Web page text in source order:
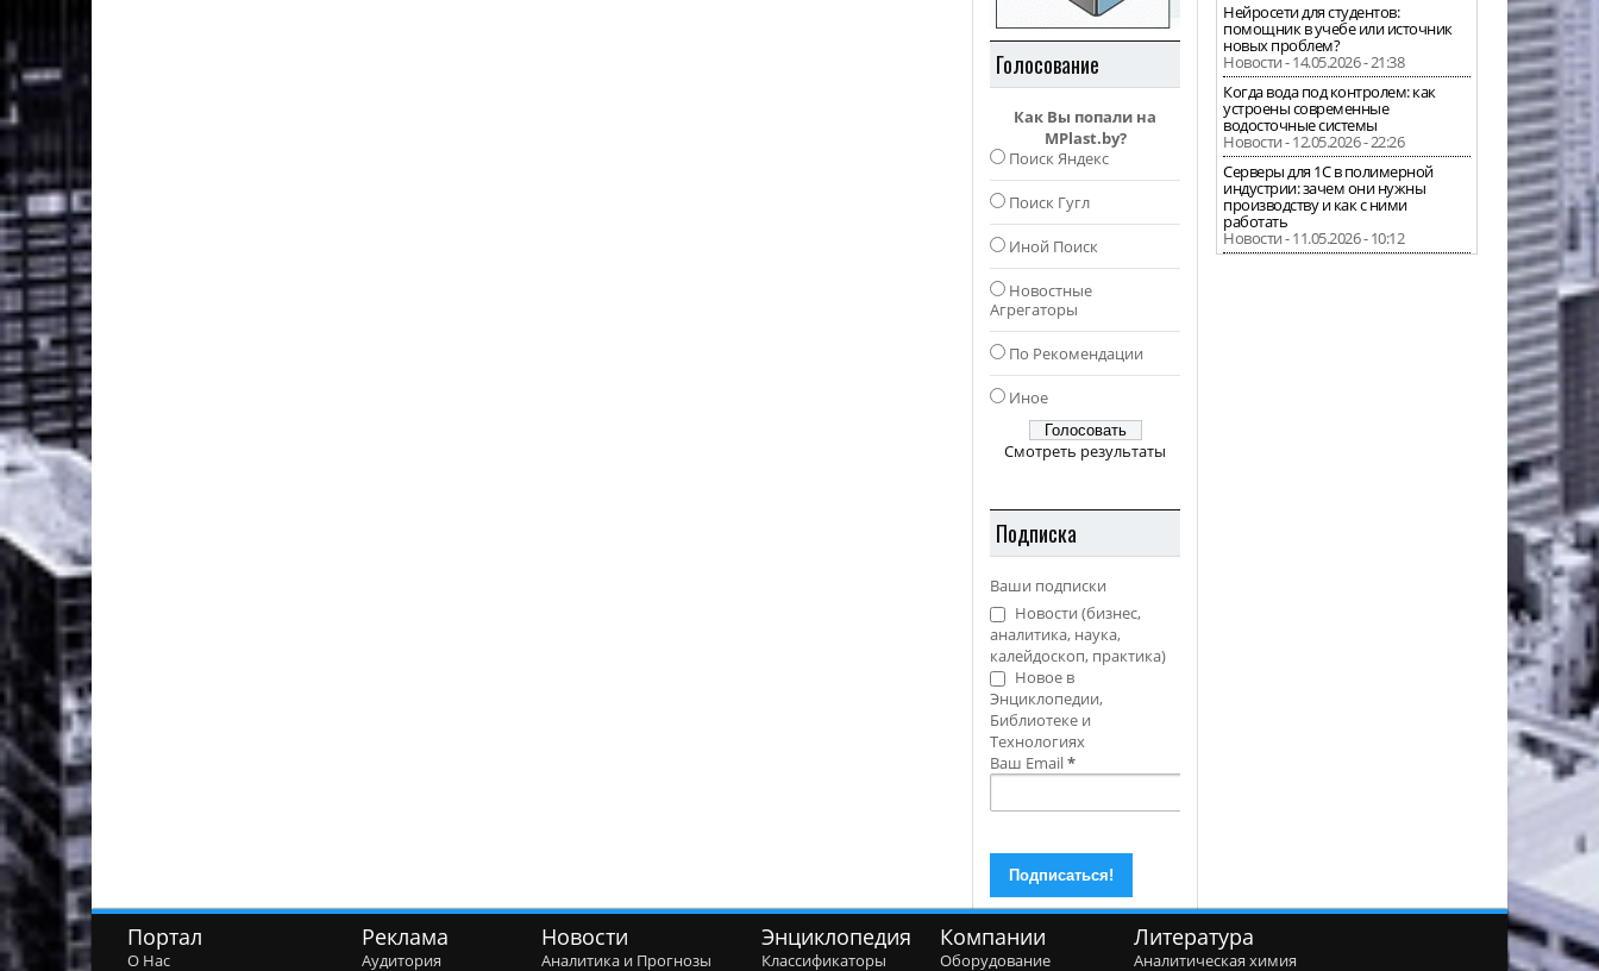
Голосование
Как Вы попали на
MPlast.by?
Поиск Яндекс
Поиск Гугл
Иной Поиск
Новостные
Агрегаторы
По Рекомендации
Иное
Смотреть результаты
Подписка
Ваши подписки
Новости (бизнес,
аналитика, наука,
калейдоскоп, практика)
Новое в
Энциклопедии,
Библиотеке и
Технологиях
Ваш Email*
Нейросети для студентов:
помощник в учебе или источник
новых проблем?
Новости - 14.05.2026 - 21:38
Когда вода под контролем: как
устроены современные
водосточные системы
Новости - 12.05.2026 - 22:26
Серверы для 1С в полимерной
индустрии: зачем они нужны
производству и как с ними
работать
Новости - 11.05.2026 - 10:12
Портал
О Нас
Реклама
Аудитория
Новости
Аналитика и Прогнозы
Энциклопедия
Классификаторы
Компании
Оборудование
Литература
Аналитическая химия